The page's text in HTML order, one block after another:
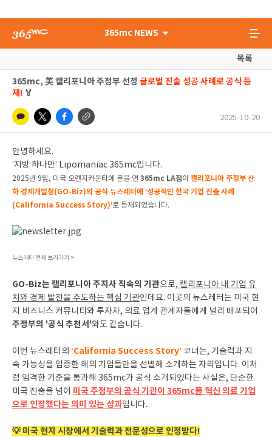
365mc NEWS
목록
365mc, 美 캘리포니아 주정부 선정 글로벌 진출 성공 사례로 공식 등
재! 🏅
2025-10-20
안녕하세요.
‘지방 하나만’ Lipomaniac 365mc입니다.
2025년 9월, 미국 오렌지카운티에 문을 연 365mc LA점이 캘리포니아 주정부 산
하 경제개발청(GO-Biz)의 공식 뉴스레터에 ‘성공적인 한국 기업 진출 사례
(California Success Story)’로 등재되었습니다.
뉴스레터 전체 보러가기 >
GO-Biz는 캘리포니아 주지사 직속의 기관으로, 캘리포니아 내 기업 유
치와 경제 발전을 주도하는 핵심 기관인데요. 이곳의 뉴스레터는 미국 현
지 비즈니스 커뮤니티와 투자자, 의료 업계 관계자들에게 널리 배포되어
주정부의 '공식 추천서'와도 같습니다.
이번 뉴스레터의 ‘California Success Story’ 코너는, 기술력과 지
속 가능성을 입증한 해외 기업들만을 선별해 소개하는 자리입니다. 이처
럼 엄격한 기준을 통과해 365mc가 공식 소개되었다는 사실은, 단순한
미국 진출을 넘어 미국 주정부의 공식 기관이 365mc를 혁신 의료 기업
으로 인정했다는 의미 있는 성과입니다.
💡 미국 현지 시장에서 기술력과 전문성으로 인정받다!